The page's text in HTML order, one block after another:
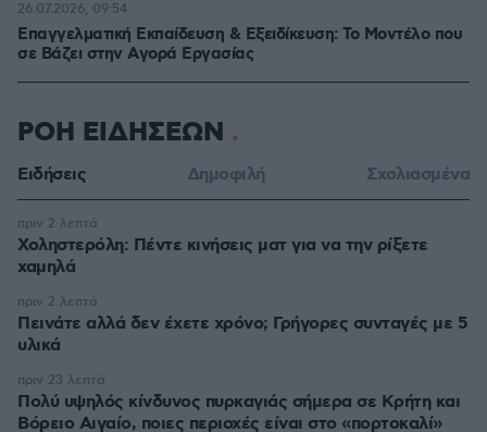
Επαγγελματική Εκπαίδευση & Εξειδίκευση: Το Mοντέλο που
σε Bάζει στην Aγορά Eργασίας
26.07.2026, 09:54
ΡΟΗ ΕΙΔΗΣΕΩΝ
Ειδήσεις Δημοφιλή Σχολιασμένα
Χοληστερόλη: Πέντε κινήσεις ματ για να την ρίξετε
χαμηλά
πριν 2 λεπτά
Πεινάτε αλλά δεν έχετε χρόνο; Γρήγορες συνταγές με 5
υλικά
πριν 2 λεπτά
Πολύ υψηλός κίνδυνος πυρκαγιάς σήμερα σε Κρήτη και
Βόρειο Αιγαίο, ποιες περιοχές είναι στο «πορτοκαλί»
πριν 23 λεπτά